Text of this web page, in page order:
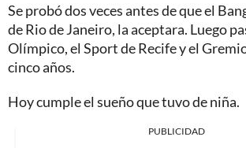
Se probó dos veces antes de que el
de Rio de Janeiro, la aceptara. Luego
Olímpico, el Sport de Recife y el
cinco años.
Hoy cumple el sueño que tuvo de niña.
PUBLICIDAD